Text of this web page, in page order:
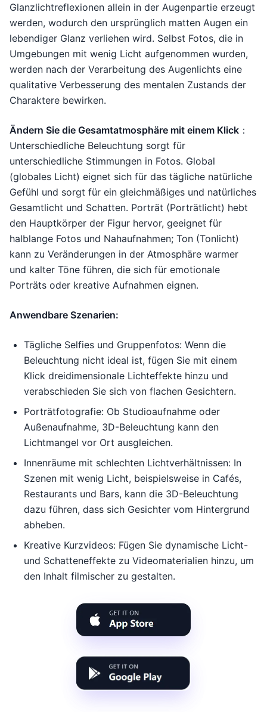
Glanzlichtreflexionen allein in der Augenpartie erzeugt
werden, wodurch den ursprünglich matten Augen ein
lebendiger Glanz verliehen wird. Selbst Fotos, die in
Umgebungen mit wenig Licht aufgenommen wurden,
werden nach der Verarbeitung des Augenlichts eine
qualitative Verbesserung des mentalen Zustands der
Charaktere bewirken.
Ändern Sie die Gesamtatmosphäre mit einem Klick ：
Unterschiedliche Beleuchtung sorgt für
unterschiedliche Stimmungen in Fotos. Global
(globales Licht) eignet sich für das tägliche natürliche
Gefühl und sorgt für ein gleichmäßiges und natürliches
Gesamtlicht und Schatten. Porträt (Porträtlicht) hebt
den Hauptkörper der Figur hervor, geeignet für
halblange Fotos und Nahaufnahmen; Ton (Tonlicht)
kann zu Veränderungen in der Atmosphäre warmer
und kalter Töne führen, die sich für emotionale
Porträts oder kreative Aufnahmen eignen.
Anwendbare Szenarien:
Tägliche Selfies und Gruppenfotos: Wenn die
Beleuchtung nicht ideal ist, fügen Sie mit einem
Klick dreidimensionale Lichteffekte hinzu und
verabschieden Sie sich von flachen Gesichtern.
Porträtfotografie: Ob Studioaufnahme oder
Außenaufnahme, 3D-Beleuchtung kann den
Lichtmangel vor Ort ausgleichen.
Innenräume mit schlechten Lichtverhältnissen: In
Szenen mit wenig Licht, beispielsweise in Cafés,
Restaurants und Bars, kann die 3D-Beleuchtung
dazu führen, dass sich Gesichter vom Hintergrund
abheben.
Kreative Kurzvideos: Fügen Sie dynamische Licht-
und Schatteneffekte zu Videomaterialien hinzu, um
den Inhalt filmischer zu gestalten.